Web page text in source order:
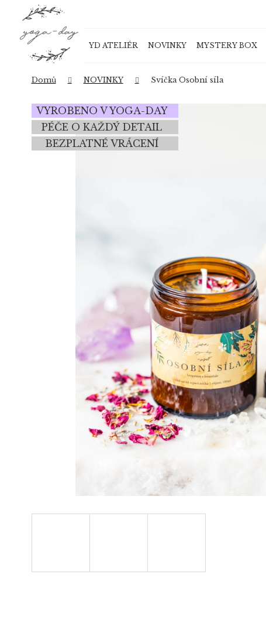
YD ATELIÉR
NOVINKY MYSTERY BOX
Domů NOVINKY Svíčka Osobní síla
VYROBENO V YOGA-DAY
PÉČE O KAŽDÝ DETAIL
BEZPLATNÉ VRÁCENÍ
Zpět
do
obchodu
Zpět
do
obchodu